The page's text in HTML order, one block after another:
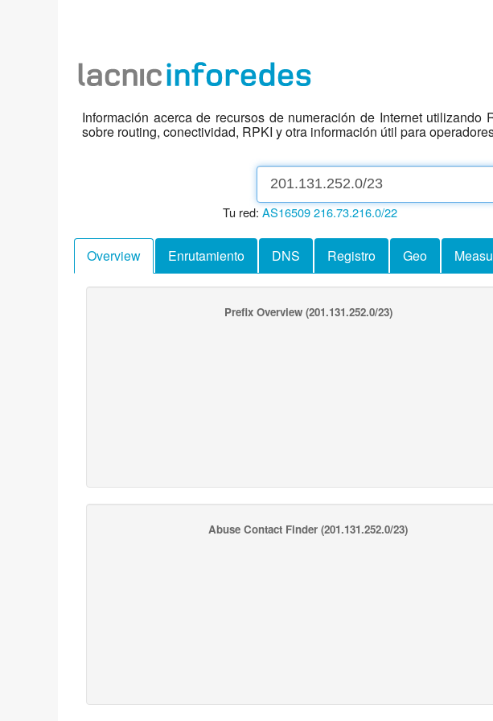
Información acerca de recursos de numeración de Internet
sobre routing, conectividad, RPKI y otra información útil para
Tu red: AS16509216.73.216.0/22
Overview Enrutamiento DNS Registro Geo
Prefix Overview(201.131.252.0/23)
Abuse Contact Finder (201.131.252.0/23)